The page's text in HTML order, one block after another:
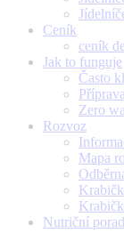
Ceník
ceník
Jak to funguje
Často
Zero
Rozvoz
Mapa
Nutriční